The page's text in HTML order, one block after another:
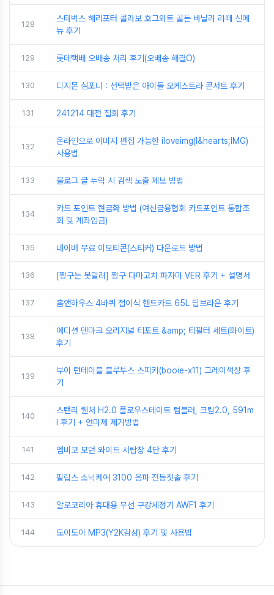
128
스타벅스 해리포터 콜라보 호그와트 골든 바닐라 라떼 신메
뉴 후기
129 롯데택배 오배송 처리 후기(오배송 해결O)
130 디지몬 심포니 : 선택받은 아이들 오케스트라 콘서트 후기
131 241214 대전 집회 후기
132
온라인으로 이미지 편집 가능한 iloveimg(I&hearts;IMG)
사용법
133 블로그 글 누락 시 검색 노출 제보 방법
134
카드 포인트 현금화 방법 (여신금융협회 카드포인트 통합조
회 및 계좌입금)
135 네이버 무료 이모티콘(스티커) 다운로드 방법
136 [짱구는 못말려] 짱구 다마고치 파자마 VER 후기 + 설명서
137 홈앤하우스 4바퀴 접이식 핸드카트 65L 딥브라운 후기
138
에디션 덴마크 오리지널 티포트 &amp; 티필터 세트(화이트)
후기
139
부이 턴테이블 블루투스 스피커(booie-x11) 그레이색상 후
기
140
스탠리 퀜처 H2.0 플로우스테이트 텀블러, 크림2.0, 591m
l 후기 + 연마제 제거방법
141 엠비코 모던 와이드 서랍장 4단 후기
142 필립스 소닉케어 3100 음파 전동칫솔 후기
143 알로코리아 휴대용 무선 구강세정기 AWF1 후기
144 도이도이 MP3(Y2K감성) 후기 및 사용법